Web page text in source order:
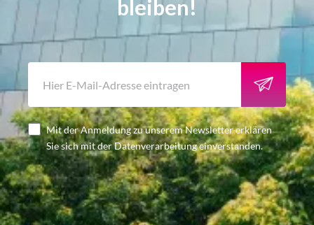
bleiben!
Mit der Anmeldung zu unserem Newsletter erklären
Sie sich mit der Datenverarbeitung einverstanden.